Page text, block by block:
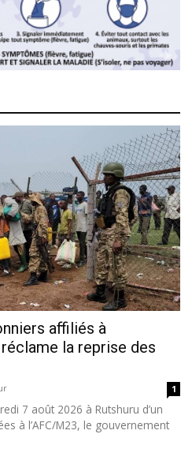
affiliés à
réclame la reprise des
1
7 août 2026 à Rutshuru d’un
à l’AFC/M23, le gouvernement